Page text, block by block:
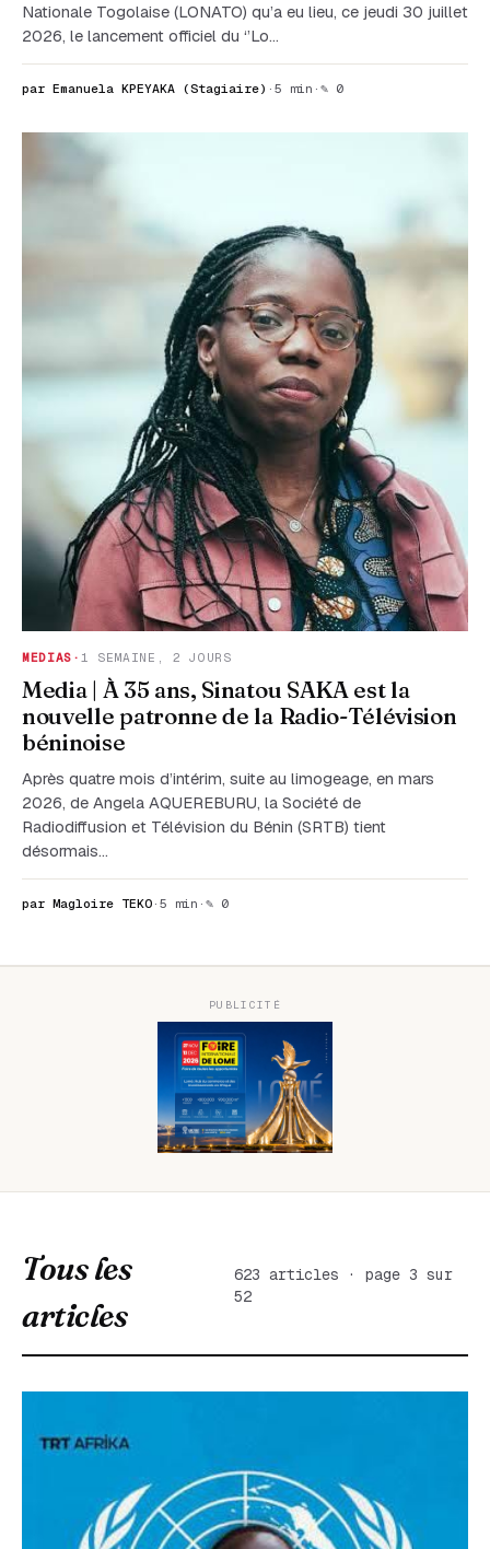
Nationale Togolaise (LONATO) qu’a eu lieu, ce jeudi 30 juillet
2026, le lancement officiel du ‘’Lo…
par Emanuela KPEYAKA (Stagiaire) · 5 min · ✎ 0
MEDIAS · 1 SEMAINE, 2 JOURS
Media | À 35 ans, Sinatou SAKA est la
nouvelle patronne de la Radio-Télévision
béninoise
Après quatre mois d’intérim, suite au limogeage, en mars
2026, de Angela AQUEREBURU, la Société de
Radiodiffusion et Télévision du Bénin (SRTB) tient
désormais…
par Magloire TEKO · 5 min · ✎ 0
PUBLICITÉ
Tous les
articles
623 articles · page 3 sur
52